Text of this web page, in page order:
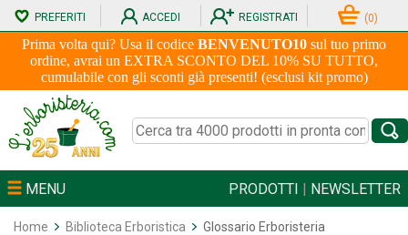
Prima volta qui? Usa il codice BENVENUTO10 sul tuo primo
ordine, avrai un EXTRA SCONTO DEL 10% SU TUTTO,
cumulabile con gli sconti già presenti! (esclusi kit promo)
PREFERITI ACCEDI REGISTRATI (0)
MENU PRODOTTI | NEWSLETTER
Home Biblioteca Erboristica Glossario Erboristeria